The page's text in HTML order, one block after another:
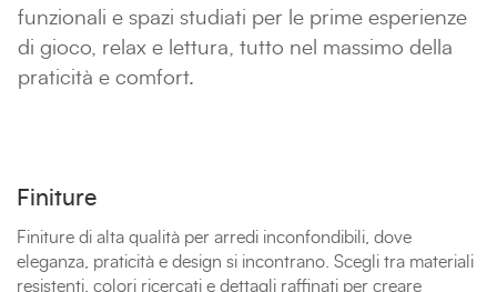
funzionali e spazi studiati per le prime esperienze
di gioco, relax e lettura, tutto nel massimo della
praticità e comfort.
Finiture
Finiture di alta qualità per arredi inconfondibili, dove
eleganza, praticità e design si incontrano. Scegli tra materiali
resistenti, colori ricercati e dettagli raffinati per creare